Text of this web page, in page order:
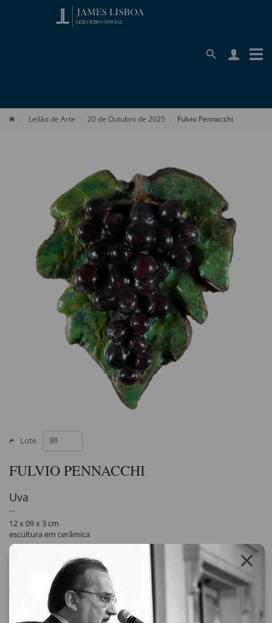
Leilão de Arte 20 de Outubro de 2025 Fulvio Pennacchi
Lote
FULVIO PENNACCHI
Uva
12 x 09 x 3 cm
escultura em cerâmica
Compartilhar